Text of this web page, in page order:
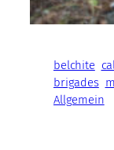
belchite
brigades
Allgemein